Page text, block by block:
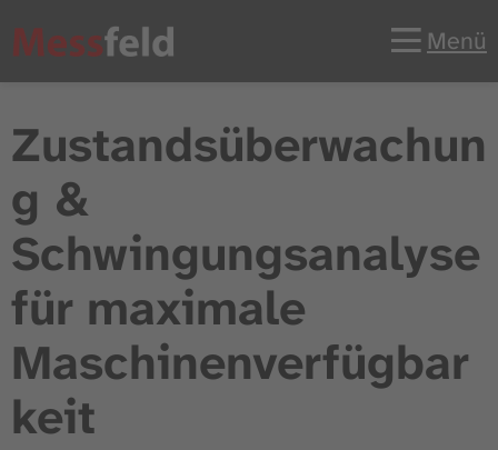
Menü
Zustandsüberwachun
g &
Schwingungsanalyse
für maximale
Maschinenverfügbar
keit